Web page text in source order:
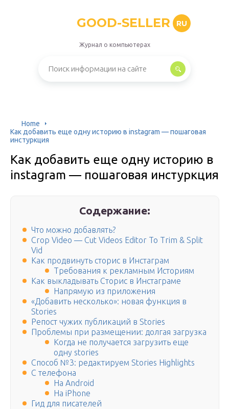
GOOD-SELLER RU
Журнал о компьютерах
Home
Как добавить еще одну историю в instagram — пошаговая
инстуркция
Как добавить еще одну историю в
instagram — пошаговая инстуркция
Содержание:
Что можно добавлять?
Crop Video — Cut Videos Editor To Trim & Split
Vid
Как продвинуть сторис в Инстаграм
Требования к рекламным Историям
Как выкладывать Сторис в Инстаграме
Напрямую из приложения
«Добавить несколько»: новая функция в
Stories
Репост чужих публикаций в Stories
Проблемы при размещении: долгая загрузка
Когда не получается загрузить еще
одну stories
Способ №3: редактируем Stories Highlights
C телефона
На Android
На iPhone
Гид для писателей